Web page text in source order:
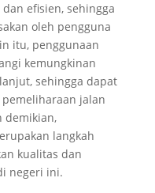
efisien, sehingga
oleh pengguna
itu, penggunaan
kemungkinan
sehingga dapat
jalan
demikian,
langkah
kualitas dan
negeri ini.